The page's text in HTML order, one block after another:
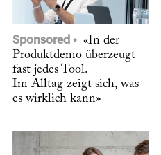
Sponsored
«In der
Produktdemo überzeugt
fast jedes Tool.
Im Alltag zeigt sich, was
es wirklich kann»